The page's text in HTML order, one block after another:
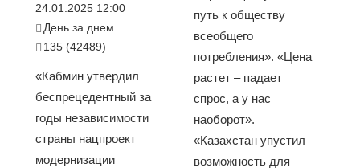
24.01.2025 12:00
День за днем
135 (42489)
«Кабмин утвердил
беспрецедентный за
годы независимости
страны нацпроект
модернизации
путь к обществу
всеобщего
потребления». «Цена
растет – падает
спрос, а у нас
наоборот».
«Казахстан упустил
возможность для